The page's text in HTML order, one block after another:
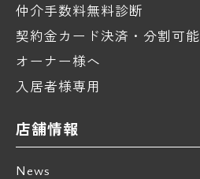
仲介手数料無料診断
契約金カード決済・分割可能
オーナー様へ
入居者様専用
店舗情報
News